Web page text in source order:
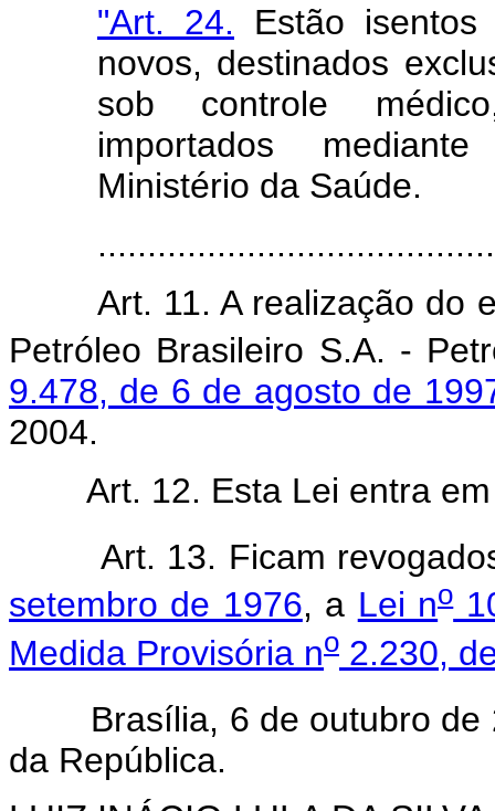
"Art. 24. Estão
novos, destinados
sob controle
importados
Ministério da Saúde.
Art. 11. A realização do
Petróleo Brasileiro S.A. -
9.478, de 6 de agosto de
2004.
Art. 12. Esta Lei entra em
Art. 13. Ficam
setembro de 1976, a Lei no
Medida Provisória no 2.230,
Brasília, 6 de outubro de
da República.